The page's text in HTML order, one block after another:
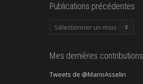
Publications précédentes
Publications
Mes dernières
Tweets de @MarioAsselin